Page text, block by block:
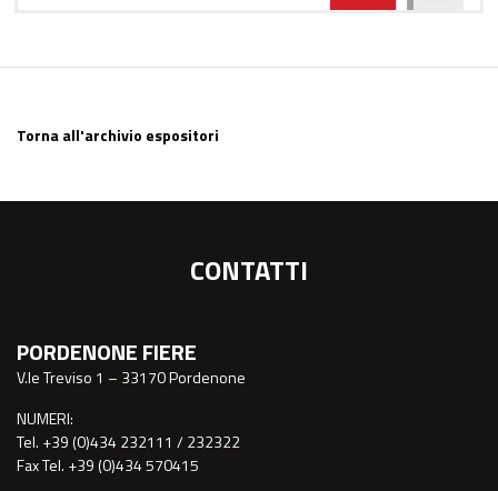
Torna all'archivio espositori
CONTATTI
PORDENONE FIERE
V.le Treviso 1 – 33170 Pordenone
NUMERI:
Tel. +39 (0)434 232111 / 232322
Fax Tel. +39 (0)434 570415